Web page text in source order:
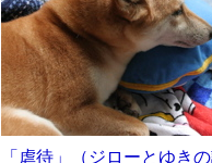
「虐待」（ジローとゆき